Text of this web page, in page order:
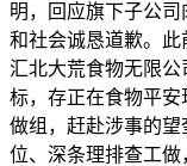
明，回应旗下子公
和社会诚恳道歉。
汇北大荒食物无限
标，存正在食物平
做组，赶赴涉事的
位、深条理排查工做